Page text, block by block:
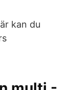
kan du